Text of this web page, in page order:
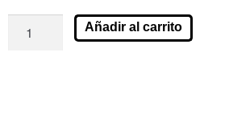
Añadir al carrito